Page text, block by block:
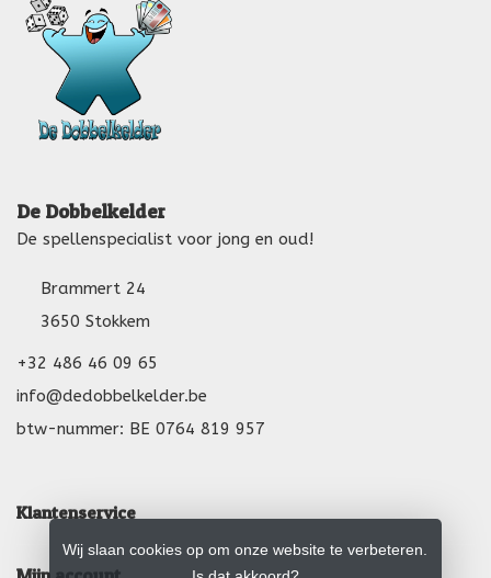
De Dobbelkelder
De spellenspecialist voor jong en oud!
Brammert 24
3650 Stokkem
+32 486 46 09 65
info@dedobbelkelder.be
btw-nummer: BE 0764 819 957
Klantenservice
Wij slaan cookies op om onze website te verbeteren.